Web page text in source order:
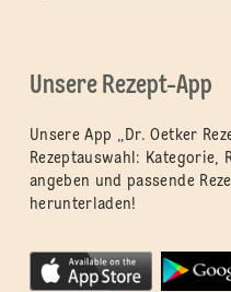
Unsere Rezept-App
Unsere App „Dr. Oetker
Rezeptauswahl: Kategorie,
angeben und passende
herunterladen!